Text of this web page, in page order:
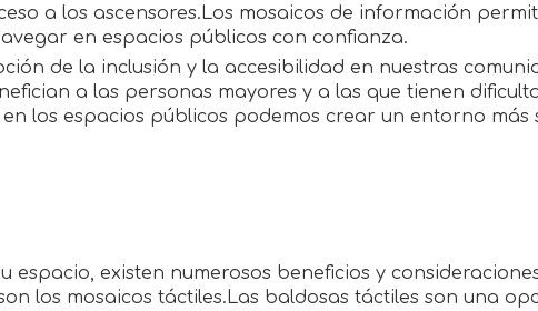
a los ascensores.Los mosaicos de información
en espacios públicos con confianza.
de la inclusión y la accesibilidad en nuestras
a las personas mayores y a las que tienen
los espacios públicos podemos crear un entorno más
existen numerosos beneficios y
los mosaicos táctiles.Las baldosas táctiles son una